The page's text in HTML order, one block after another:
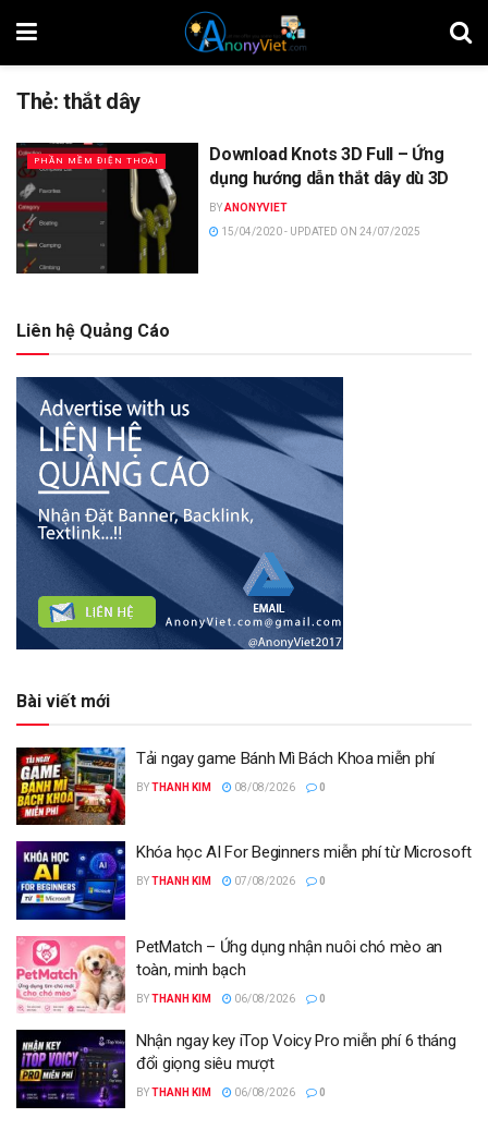
Thẻ:thắt dây
PHẦN MỀM ĐIỆN THOẠI
Download Knots 3D Full – Ứng
dụng hướng dẫn thắt dây dù 3D
BYANONYVIET
15/04/2020 - UPDATED ON 24/07/2025
Liên hệ Quảng Cáo
Bài viết mới
Tải ngay game Bánh Mì Bách Khoa miễn phí
BYTHANH KIM 08/08/2026 0
Khóa học AI For Beginners miễn phí từ Microsoft
BYTHANH KIM 07/08/2026 0
PetMatch – Ứng dụng nhận nuôi chó mèo an
toàn, minh bạch
BYTHANH KIM 06/08/2026 0
Nhận ngay key iTop Voicy Pro miễn phí 6 tháng
đổi giọng siêu mượt
BYTHANH KIM 06/08/2026 0